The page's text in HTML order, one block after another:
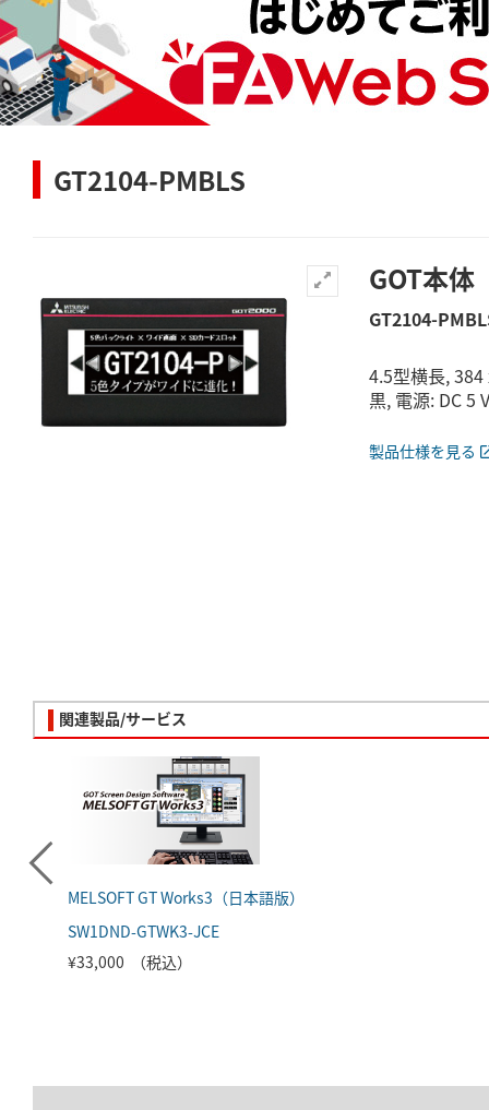
GT2104-PMBLS
GOT本体
GT2104-
4.5型横長,
黒, 電源: DC 5 V
製品仕様を見る
関連製品/サービス
MELSOFT GT Works3（日本語版）
SW1DND-GTWK3-JCE
¥33,000 （税込）